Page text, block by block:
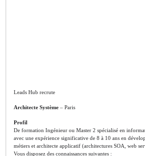
Leads Hub recrute
Architecte Système – Paris
Profil
De formation Ingénieur ou Master 2 spécialisé en
avec une expérience significative de 8 à 10 ans en
métiers et architecte applicatif (architectures SOA, web
Vous disposez des connaissances suivantes :